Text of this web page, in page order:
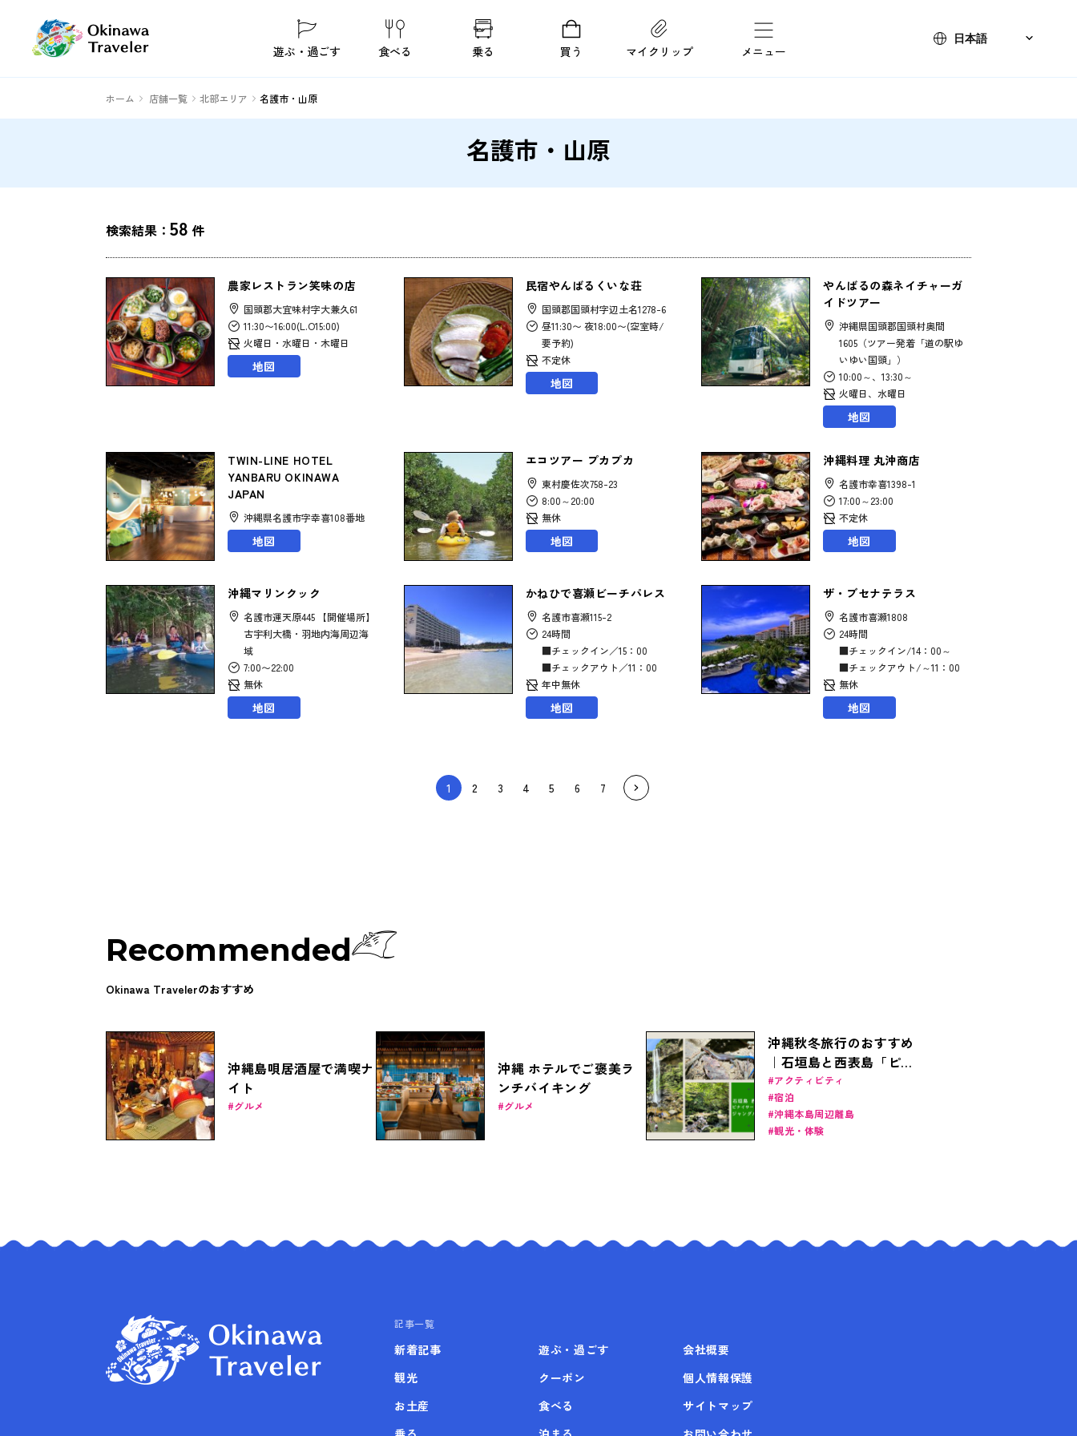
遊ぶ・過ごす 食べる 乗る 買う マイクリップ メニュー
ホーム 店舗一覧 北部エリア 名護市・山原
名護市・山原
検索結果： 58 件
農家レストラン笑味の店
国頭郡大宜味村字大兼久61
11:30〜16:00(L.O15:00)
火曜日・水曜日・木曜日
地図
民宿やんばるくいな荘
国頭郡国頭村字辺土名1278-6
昼11:30〜 夜18:00〜(空室時/
要予約)
不定休
地図
やんばるの森ネイチャーガ
イドツアー
沖縄県国頭郡国頭村奥間
1605（ツアー発着「道の駅ゆ
いゆい国頭」）
10:00～、13:30～
火曜日、水曜日
地図
TWIN-LINE HOTEL
YANBARU OKINAWA
JAPAN
沖縄県名護市字幸喜108番地
地図
エコツアー プカプカ
東村慶佐次758-23
8:00～20:00
無休
地図
沖縄料理 丸沖商店
名護市幸喜1398-1
17:00～23:00
不定休
地図
沖縄マリンクック
名護市運天原445 【開催場所】
古宇利大橋・羽地内海周辺海
域
7:00〜22:00
無休
地図
かねひで喜瀬ビーチパレス
名護市喜瀬115-2
24時間
■チェックイン／15：00
■チェックアウト／11：00
年中無休
地図
ザ・ブセナテラス
名護市喜瀬1808
24時間
■チェックイン/14：00～
■チェックアウト/～11：00
無休
地図
1 2 3 4 5 6 7
Recommended
Okinawa Travelerのおすすめ
沖縄島唄居酒屋で満喫ナ
イト
グルメ
沖縄 ホテルでご褒美ラ
ンチバイキング
グルメ
沖縄秋冬旅行のおすすめ
｜石垣島と西表島「ピナ
イサーラの滝」で大自然
のジャングル体験を！定
番アクティビティとホテ
ルで遊びつくそう！（石
アクティビティ
宿泊
沖縄本島周辺離島
観光・体験
記事一覧
新着記事
観光
お土産
遊ぶ・過ごす
クーポン
食べる
会社概要
個人情報保護
サイトマップ